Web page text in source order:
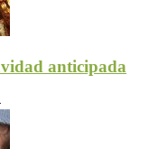
anticipada